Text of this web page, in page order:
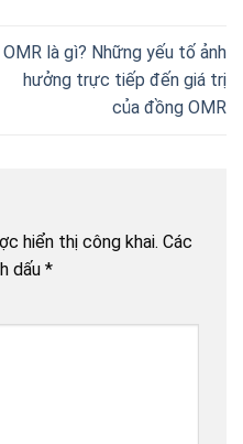
OMR là gì? Những yếu tố ảnh
hưởng trực tiếp đến giá trị
của đồng OMR
hiển thị công khai. Các
dấu *